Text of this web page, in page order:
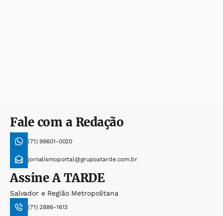
Fale com a Redação
(71) 99601-0020
jornalismoportal@grupoatarde.com.br
AssineA TARDE
Salvador e Região Metropolitana
(71) 2886-1613